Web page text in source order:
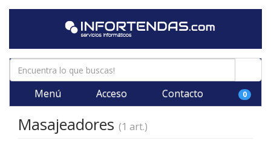
Menú Acceso Contacto 0
Masajeadores (1 art.)